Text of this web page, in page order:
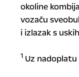
okoline
vozaču
i izlazak s
1Uz nadoplatu